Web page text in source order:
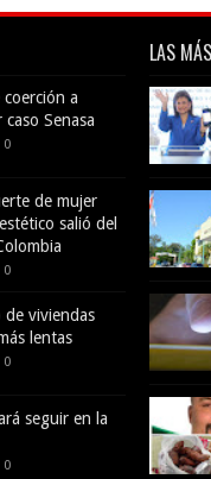
a
Senasa
0
de mujer
salió del
0
viviendas
lentas
0
seguir en la
0
LAS